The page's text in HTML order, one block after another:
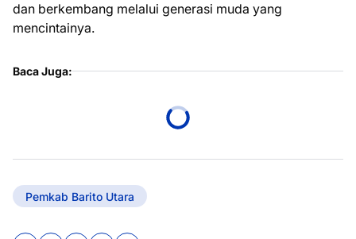
dan berkembang melalui generasi muda yang
mencintainya.
Baca Juga:
Pemkab Barito Utara